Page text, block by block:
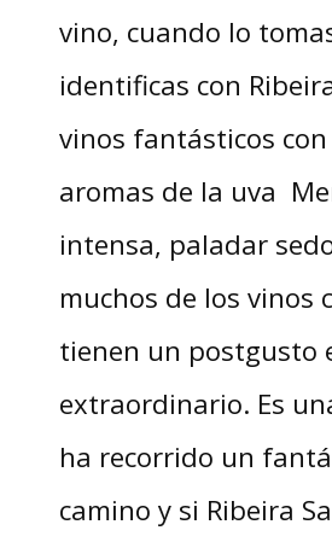
vino, cuando lo
identificas con
vinos fantásticos con
aromas de la uva
intensa, paladar
muchos de los vinos
tienen un postgusto
extraordinario. Es
ha recorrido un
camino y si Ribeira